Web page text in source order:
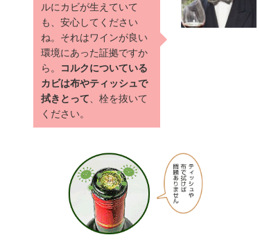
ルにカビが生えていて
も、安心してください
ね。それはワインが良い
環境にあった証拠ですか
ら。
コルクについている
カビは布やティッシュで
拭きとって 、栓を抜いて
ください。